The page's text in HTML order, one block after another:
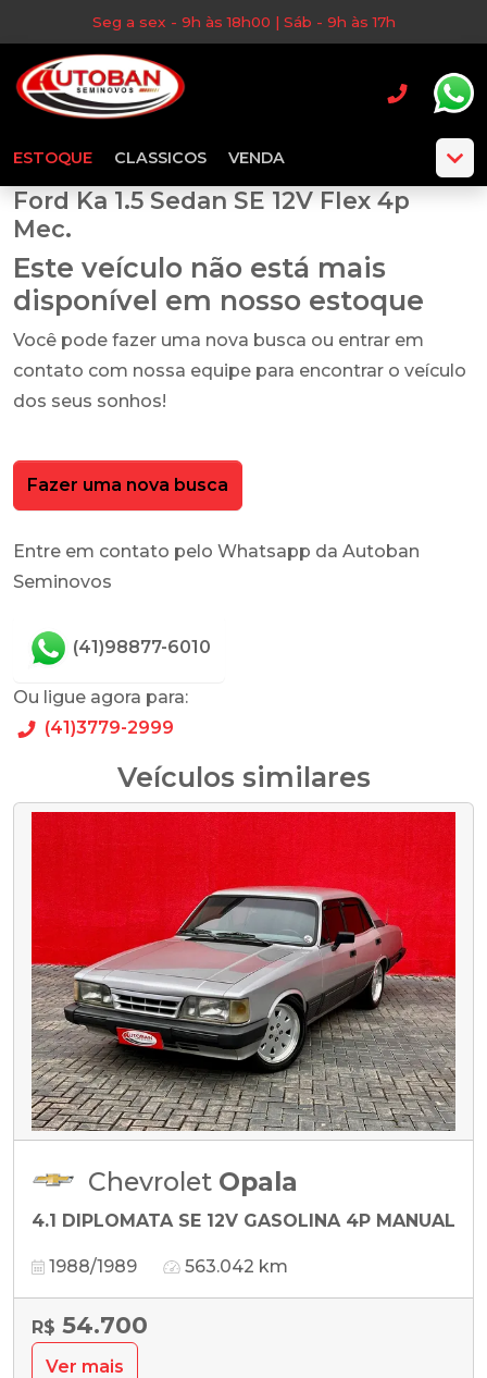
Seg a sex - 9h às 18h00 | Sáb - 9h às 17h
ESTOQUE CLASSICOS VENDA
Ford Ka 1.5 Sedan SE 12V Flex 4p
Mec.
Este veículo não está mais
disponível em nosso estoque
Você pode fazer uma nova busca ou entrar em
contato com nossa equipe para encontrar o veículo
dos seus sonhos!
Fazer uma nova busca
Entre em contato pelo Whatsapp da Autoban
Seminovos
(41)98877-6010
Ou ligue agora para:
(41)3779-2999
Veículos similares
Chevrolet Opala
4.1 DIPLOMATA SE 12V GASOLINA 4P MANUAL
1988/1989 563.042 km
R$ 54.700
Ver mais